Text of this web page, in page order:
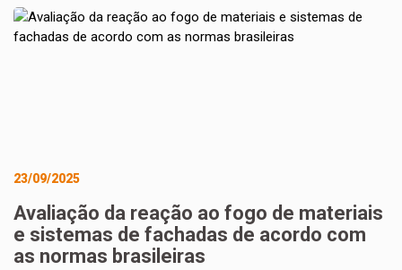
23/09/2025
Avaliação da reação ao fogo de materiais
e sistemas de fachadas de acordo com
as normas brasileiras